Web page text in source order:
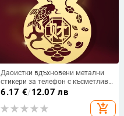
Даоистки вдъхновени метални
стикери за телефон с късметлива
тиква – декоративен и креативен
6.17 €/12.07 лв
add_shopping_cart